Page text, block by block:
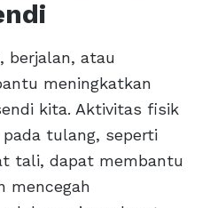
berjalan, atau
meningkatkan
kita. Aktivitas fisik
tulang, seperti
tali, dapat membantu
mencegah